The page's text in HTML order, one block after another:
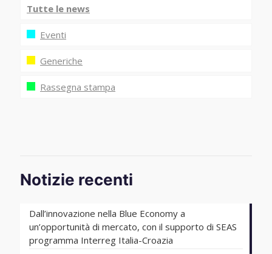
Tutte le news
Eventi
Generiche
Rassegna stampa
Notizie recenti
Dall’innovazione nella Blue Economy a
un’opportunità di mercato, con il supporto di SEAS
programma Interreg Italia-Croazia